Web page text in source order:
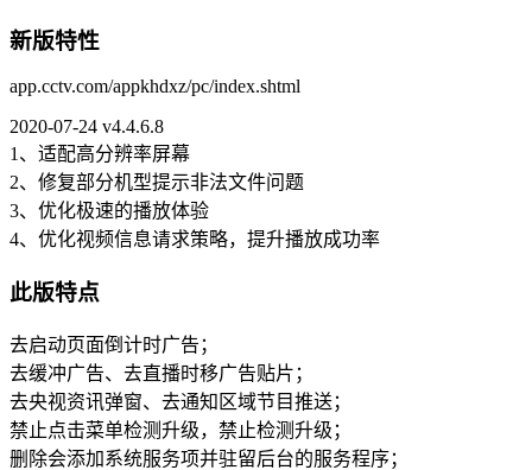
新版特性
app.cctv.com/appkhdxz/pc/index.shtml
2020-07-24 v4.4.6.8
1、适配高分辨率屏幕
2、修复部分机型提示非法文件问题
3、优化极速的播放体验
4、优化视频信息请求策略，提升播放成功率
此版特点
去启动页面倒计时广告；
去缓冲广告、去直播时移广告贴片；
去央视资讯弹窗、去通知区域节目推送；
禁止点击菜单检测升级，禁止检测升级；
删除会添加系统服务项并驻留后台的服务程序；